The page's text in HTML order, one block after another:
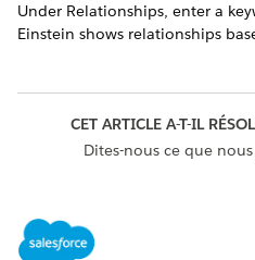
Under Relationships, enter a
Einstein shows relationships
CET ARTICLE A-T-IL
Dites-nous ce que